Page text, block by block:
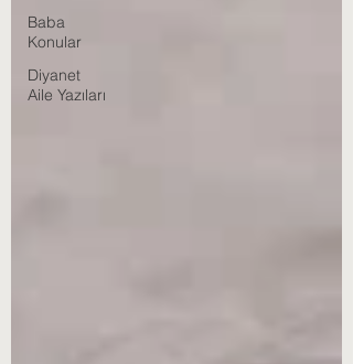
Baba
Konular
Diyanet
Aile Yazıları